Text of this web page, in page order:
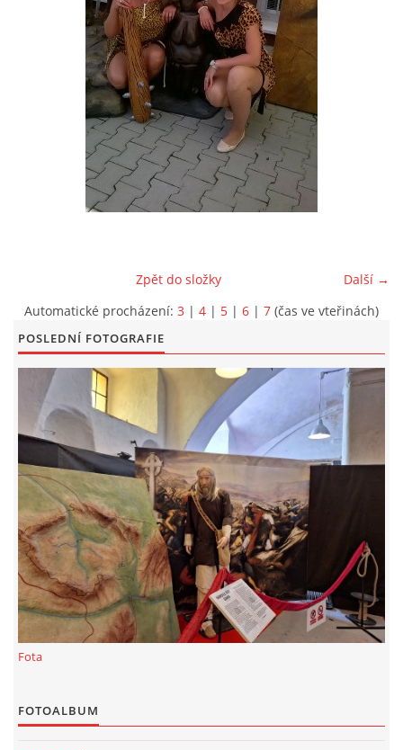
EXKURZE PRAVĚKEM
KE STAŽENÍ - PRAVĚK
PÍŠÍ O PRAVĚKU
FOTOALBUM
NOVINKY
KALKULACE-
Šárka Dvořáková
Jaurisova 515
Praha
IČO 09106359
DIČO:CZ09106359
Datová schránka: h923ws4
+420 722 300123
sarka.dvorakova@ceske-dejiny.cz
Další →
Zpět do složky
Automatické procházení: 3 | 4 | 5 | 6 | 7 (čas ve vteřinách)
POSLEDNÍ FOTOGRAFIE
Fota
FOTOALBUM